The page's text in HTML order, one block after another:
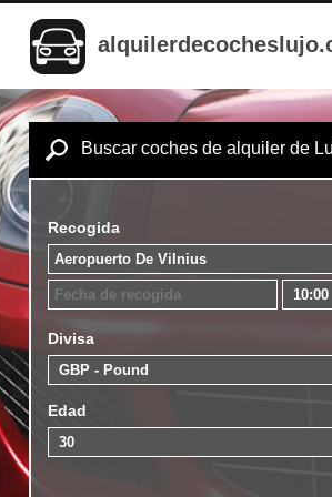
Buscar coches de alquiler de
Recogida
Divisa
Edad